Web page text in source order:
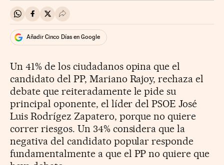
Compartir en Whatsapp
Compartir en Facebook
Compartir en Twitter
Desplegar Redes Sociales
Añadir Cinco Días en Google
Un 41% de los ciudadanos opina que el
candidato del PP, Mariano Rajoy, rechaza el
debate que reiteradamente le pide su
principal oponente, el líder del PSOE José
Luis Rodrígez Zapatero, porque no quiere
correr riesgos. Un 34% considera que la
negativa del candidato popular responde
fundamentalmente a que el PP no quiere que